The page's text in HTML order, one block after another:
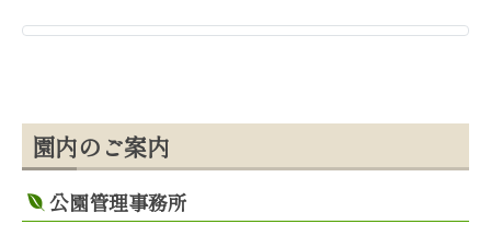
園内のご案内
公園管理事務所